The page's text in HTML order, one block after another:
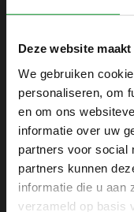
Deze website
We gebruiken
personaliseren, om
en om ons
informatie over uw
partners voor social
partners kunnen
informatie die u aan
verzameld op basis